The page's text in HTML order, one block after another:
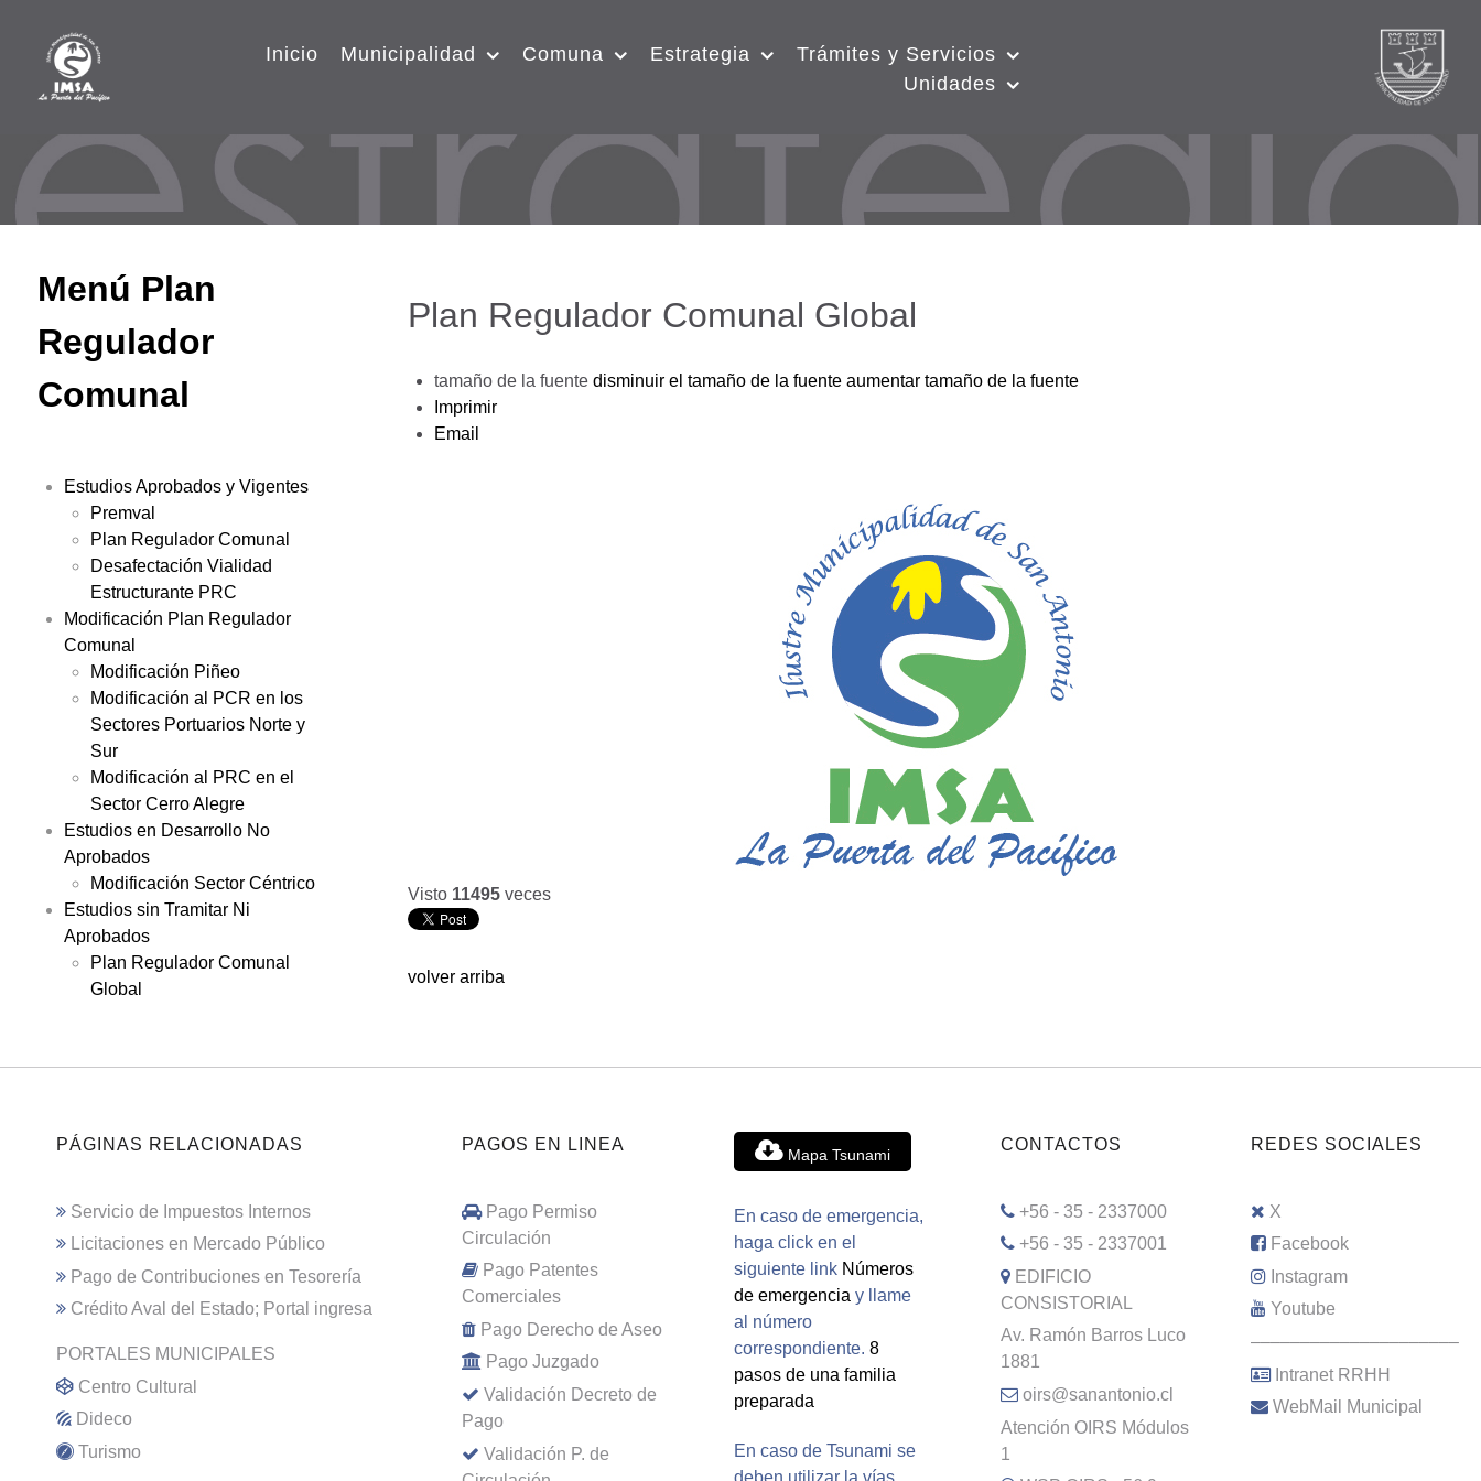
Inicio Municipalidad Comuna Estrategia
Trámites y Servicios
Unidades
Menú Plan
Regulador
Comunal
Estudios Aprobados y Vigentes
Premval
Plan Regulador Comunal
Desafectación Vialidad
Estructurante PRC
Modificación Plan Regulador
Comunal
Modificación Piñeo
Modificación al PCR en los
Sectores Portuarios Norte y
Sur
Modificación al PRC en el
Sector Cerro Alegre
Estudios en Desarrollo No
Aprobados
Modificación Sector Céntrico
Estudios sin Tramitar Ni
Aprobados
Plan Regulador Comunal
Global
Plan Regulador Comunal Global
tamaño de la fuente disminuir el tamaño de la fuente aumentar tamaño de la fuente
Imprimir
Email
Visto 11495 veces
volver arriba
PÁGINAS RELACIONADAS
Servicio de Impuestos Internos
Licitaciones en Mercado Público
Pago de Contribuciones en Tesorería
Crédito Aval del Estado; Portal ingresa
PORTALES MUNICIPALES
Centro Cultural
Dideco
Turismo
PAGOS EN LINEA
Pago Permiso
Circulación
Pago Patentes
Comerciales
Pago Derecho de Aseo
Pago Juzgado
Validación Decreto de
Pago
Validación P. de
Mapa Tsunami
En caso de emergencia,
haga click en el
siguiente link Números
de emergencia y llame
al número
correspondiente. 8
pasos de una familia
preparada
En caso de Tsunami se
deben utilizar la vías
CONTACTOS
+56 - 35 - 2337000
+56 - 35 - 2337001
EDIFICIO
CONSISTORIAL
Av. Ramón Barros Luco
1881
oirs@sanantonio.cl
Atención OIRS Módulos
1
REDES SOCIALES
X
Facebook
Instagram
Youtube
–––––––––––––––––––––
Intranet RRHH
WebMail Municipal